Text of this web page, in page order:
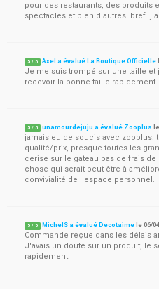
pour des restaurants, des produits
spectacles et bien d autres. bref. j
5 / 5 Axel a évalué La Boutique Officielle
Je me suis trompé sur une taille et
recevoir la bonne taille rapidement.
5 / 5 unamourdejuju a évalué Zooplus
jamais eu de soucis avec zooplus.
qualité/prix, presque toutes les
cerise sur le gateau pas de frais
chose qui serait peut être à
convivialité de l'espace personnel.
5 / 5 MichelS a évalué Decotaime le06/
Commande reçue dans les délais
J'avais un doute sur un produit, le
rapidement.